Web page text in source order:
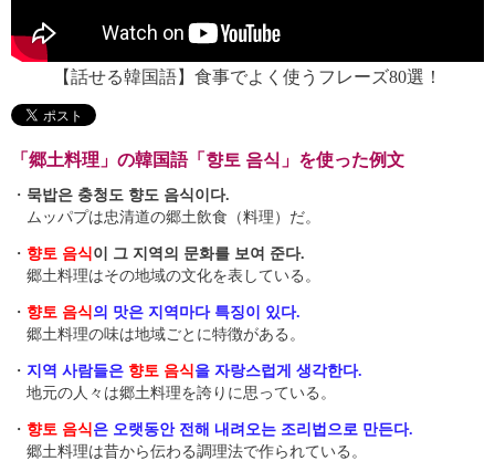
【話せる韓国語】食事でよく使うフレーズ80選！
「郷土料理」の韓国語「향토 음식」を使った例文
・ 묵밥은 충청도 향도 음식이다.
ムッパプは忠清道の郷土飲食（料理）だ。
・ 향토 음식 이 그 지역의 문화를 보여 준다.
郷土料理はその地域の文化を表している。
・ 향토 음식 의 맛은 지역마다 특징이 있다.
郷土料理の味は地域ごとに特徴がある。
・ 지역 사람들은 향토 음식 을 자랑스럽게 생각한다.
地元の人々は郷土料理を誇りに思っている。
・ 향토 음식 은 오랫동안 전해 내려오는 조리법으로 만든다.
郷土料理は昔から伝わる調理法で作られている。